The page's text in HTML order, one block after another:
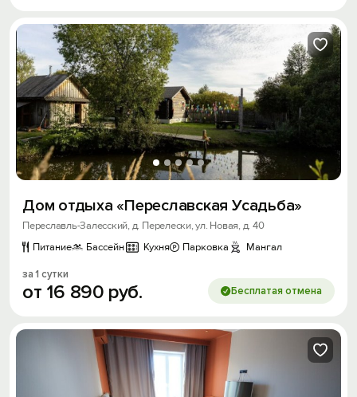
Дом отдыха «Переславская Усадьба»
Переславль-Залесский, д. Перелески, ул. Новая, д. 40
Питание
Бассейн Кухня Парковка Мангал
за 1 сутки
от 16 890 руб. Бесплатая отмена